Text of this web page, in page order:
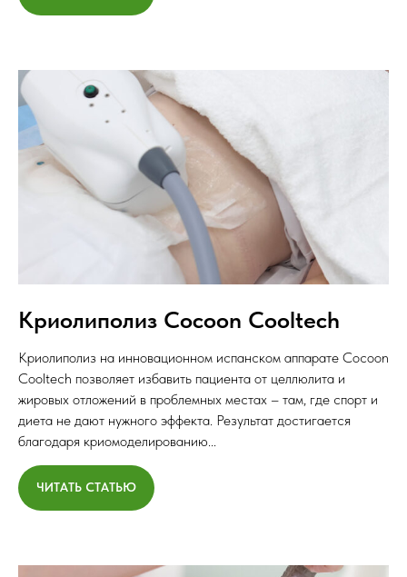
Криолиполиз Cocoon Cooltech
Криолиполиз на инновационном испанском аппарате Cocoon
Cooltech позволяет избавить пациента от целлюлита и
жировых отложений в проблемных местах – там, где спорт и
диета не дают нужного эффекта. Результат достигается
благодаря криомоделированию...
ЧИТАТЬ СТАТЬЮ